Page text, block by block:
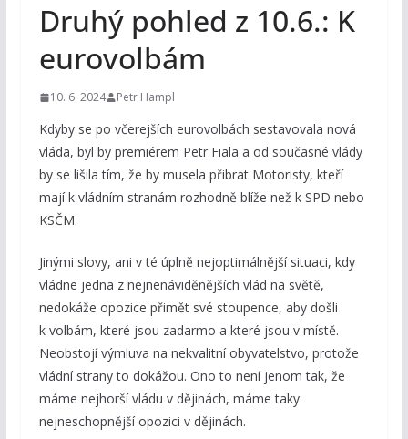
Druhý pohled z 10.6.: K
eurovolbám
10. 6. 2024 Petr Hampl
Kdyby se po včerejších eurovolbách sestavovala nová
vláda, byl by premiérem Petr Fiala a od současné vlády
by se lišila tím, že by musela přibrat Motoristy, kteří
mají k vládním stranám rozhodně blíže než k SPD nebo
KSČM.
Jinými slovy, ani v té úplně nejoptimálnější situaci, kdy
vládne jedna z nejnenáviděnějších vlád na světě,
nedokáže opozice přimět své stoupence, aby došli
k volbám, které jsou zadarmo a které jsou v místě.
Neobstojí výmluva na nekvalitní obyvatelstvo, protože
vládní strany to dokážou. Ono to není jenom tak, že
máme nejhorší vládu v dějinách, máme taky
nejneschopnější opozici v dějinách.